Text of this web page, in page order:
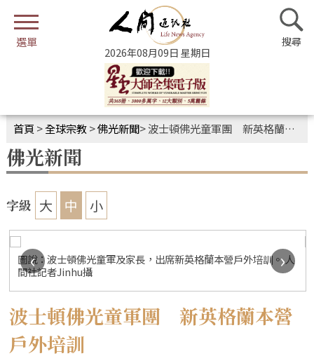
2026年08月09日 星期日
首頁 >全球宗教>佛光新聞>波士頓佛光童軍團 新英格蘭本營戶外培訓
佛光新聞
字級 大 中 小
圖說：波士頓佛光童軍及家長，出席新英格蘭本營戶外培訓。 人
間社記者Jinhu攝
‹ ›
波士頓佛光童軍團 新英格蘭本營
戶外培訓